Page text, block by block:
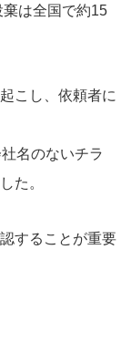
は全国で約15
こし、依頼者に
名のないチラ
た。
することが重要